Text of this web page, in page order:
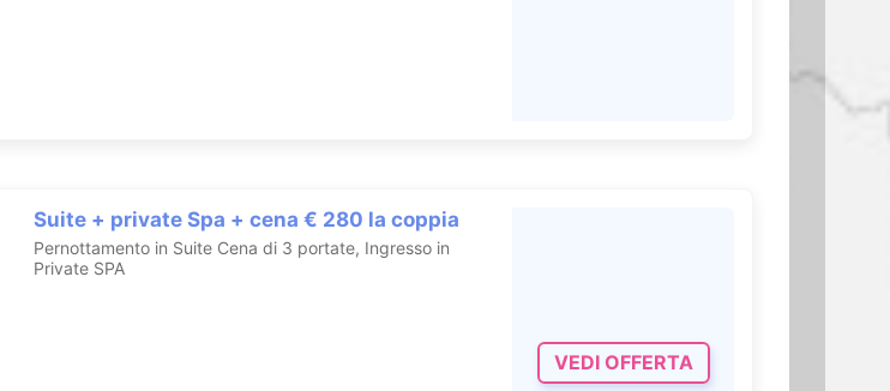
Suite + private Spa + cena € 280 la coppia
Pernottamento in Suite Cena di 3 portate, Ingresso in
Private SPA
VEDI OFFERTA